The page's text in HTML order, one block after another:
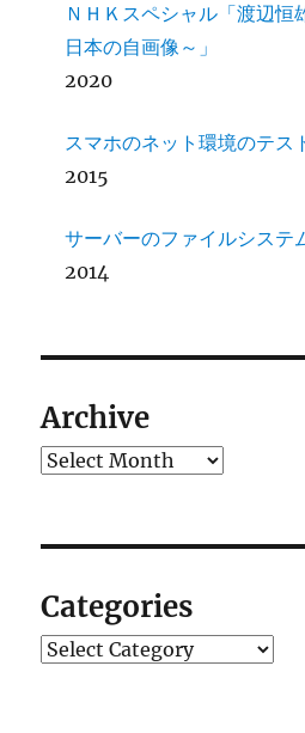
ＮＨＫスペシャル「渡辺
日本の自画像～」
2020
スマホのネット環境のテス
2015
サーバーのファイルシステ
2014
Archive
Archives
Categories
Categories